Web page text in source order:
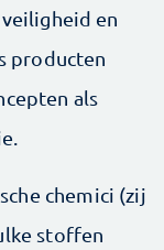
en
producten
als
chemici (zij
stoffen